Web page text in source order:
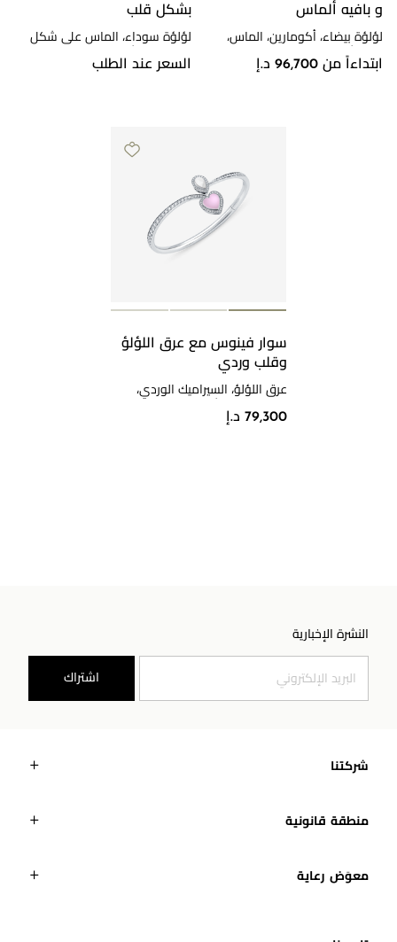
و بافيه ألماس
لؤلؤة بيضاء، أكومارين، الماس،
ذهب أبيض
ابتداءاً من 96,700 د.إ
بشكل قلب
لؤلؤة سوداء، الماس على شكل
قلب، ذهب أبيض
السعر عند الطلب
سوار فينوس مع عرق اللؤلؤ
وقلب وردي
عرق اللؤلؤ، السيراميك الوردي،
الماس، ذهب أبيض
79,300 د.إ
النشرة الإخبارية
اشتراك
شركتنا
منطقة قانونية
معوَض رعاية